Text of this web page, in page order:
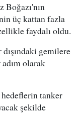
üç kattan fazla
faydalı oldu.
dışındaki gemilere
olarak
tanker
şekilde